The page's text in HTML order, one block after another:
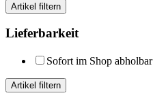
Artikel filtern
Lieferbarkeit
Sofort im Shop abholbar
Artikel filtern